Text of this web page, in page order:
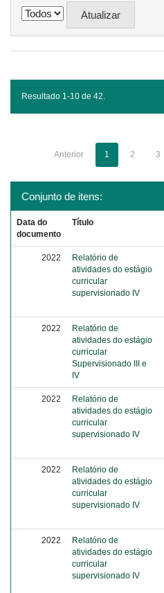
Resultado 1-10 de 42.
Anterior 1 2 3
Conjunto de itens:
Data do
documento
Título
2022
Relatório de
atividades do estágio
curricular
supervisionado IV
2022
Relatório de
atividades do estágio
curricular
Supervisionado III e
IV
2022
Relatório de
atividades do estágio
curricular
supervisionado IV
2022
Relatório de
atividades do estágio
curricular
supervisionado IV
2022
Relatório de
atividades do estágio
curricular
supervisionado IV